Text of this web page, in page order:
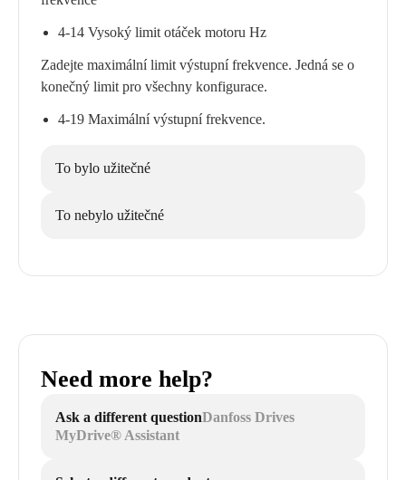
4-14 Vysoký limit otáček motoru Hz
Zadejte maximální limit výstupní frekvence. Jedná se o
konečný limit pro všechny konfigurace.
4-19 Maximální výstupní frekvence.
To bylo užitečné
To nebylo užitečné
Need more help?
Ask a different questionDanfoss Drives
MyDrive® Assistant